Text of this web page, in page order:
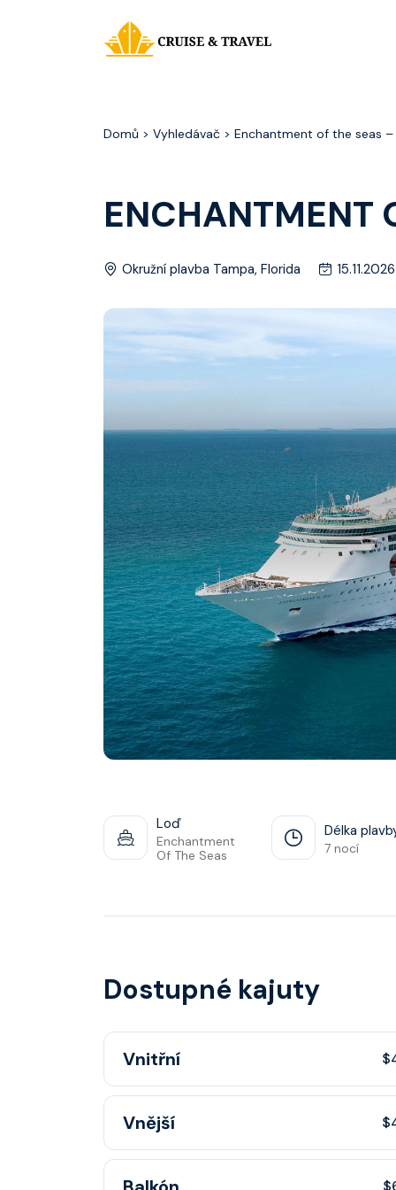
Domů > Vyhledávač > Enchantment of the seas
ENCHANTMENT
Okružní plavba Tampa, Florida 15.11.2026
Loď
Enchantment
Of The Seas
Délka
7 nocí
Dostupné kajuty
Vnitřní
Vnitřní kajuta poskytuje pohovku, fén,
sprchou, šatnu, nastavitelnou klimatizaci,
telefon, noční stolky, trezor.
Vnější
Vnější kajuta s oknem poskytuje pohovku,